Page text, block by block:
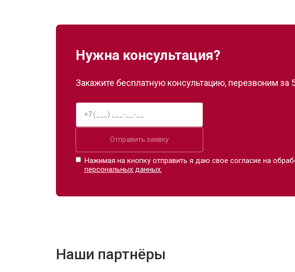
Нужна консультация?
Закажите бесплатную консультацию, перезвоним за
Отправить заявку
Нажимая на кнопку отправить я даю свое согласие на
персональных данных.
Наши партнёры